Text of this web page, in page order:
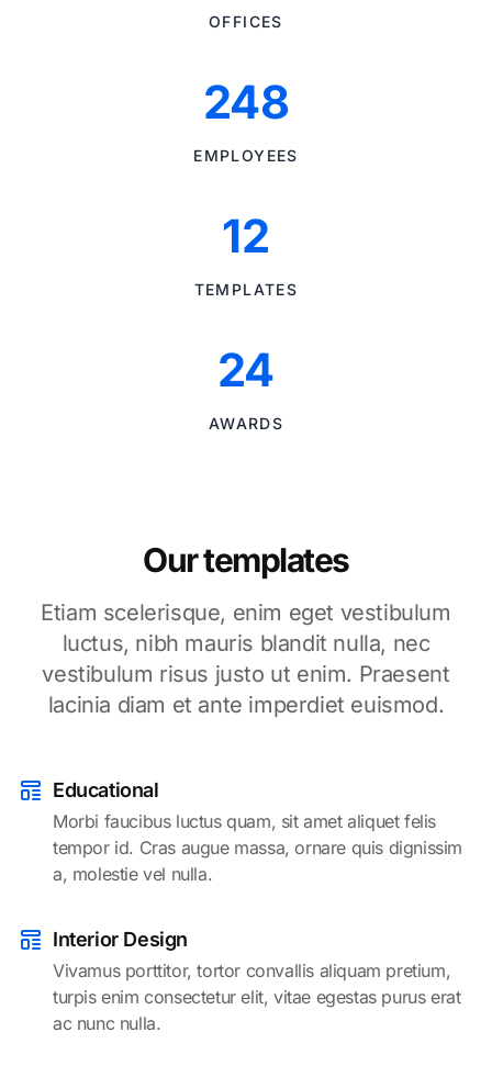
OFFICES
248
EMPLOYEES
12
TEMPLATES
24
AWARDS
Our templates
Etiam scelerisque, enim eget vestibulum
luctus, nibh mauris blandit nulla, nec
vestibulum risus justo ut enim. Praesent
lacinia diam et ante imperdiet euismod.
Educational
Morbi faucibus luctus quam, sit amet aliquet felis
tempor id. Cras augue massa, ornare quis dignissim
a, molestie vel nulla.
Interior Design
Vivamus porttitor, tortor convallis aliquam pretium,
turpis enim consectetur elit, vitae egestas purus erat
ac nunc nulla.